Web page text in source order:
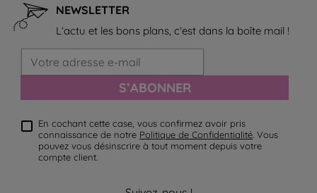
NEWSLETTER
L’actu et les bons plans, c’est dans la boîte mail !
S’ABONNER
En cochant cette case, vous confirmez avoir pris
connaissance de notre Politique de Confidentialité . Vous
pouvez vous désinscrire à tout moment depuis votre
compte client.